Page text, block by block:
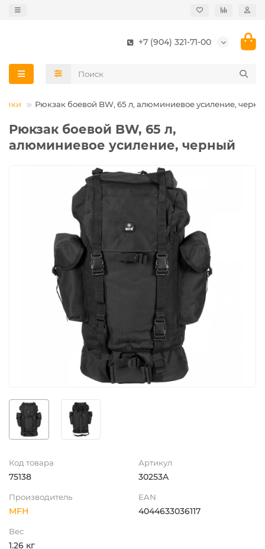
+7 (904) 321-71-00
Рюкзак боевой BW, 65 л, алюминиевое усиление,
Рюкзак боевой BW, 65 л,
алюминиевое усиление, черный
Код товара
75138
Артикул
30253A
Производитель
MFH
EAN
4044633036117
Вес
1.26 кг